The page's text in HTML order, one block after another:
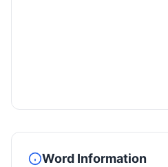
Word Information